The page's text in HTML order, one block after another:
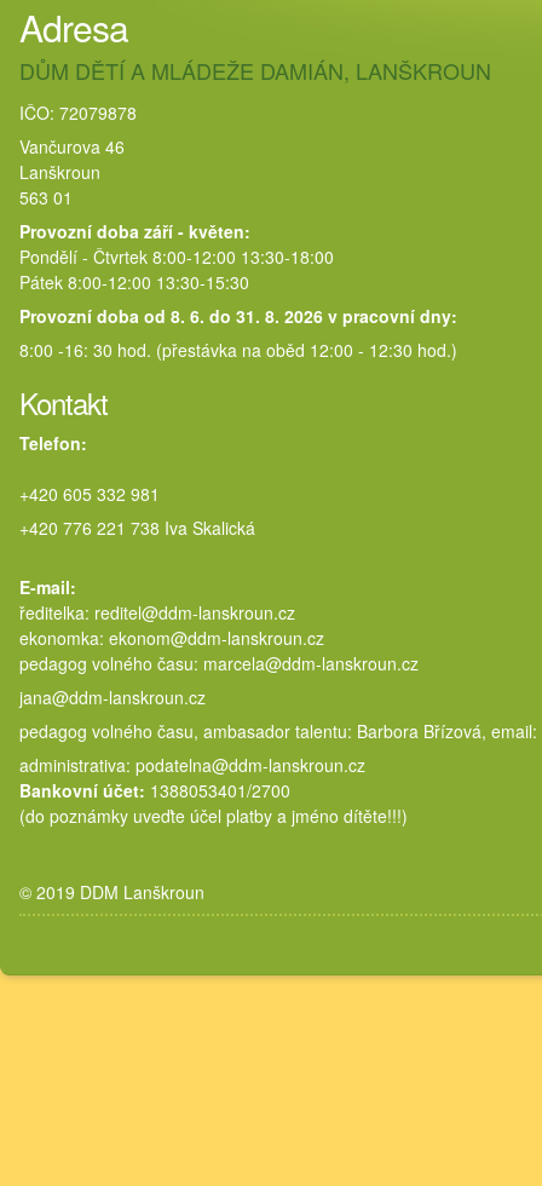
Adresa
DŮM DĚTÍ A MLÁDEŽE DAMIÁN, LANŠKROUN
IČO: 72079878
Vančurova 46
Lanškroun
563 01
Provozní doba září - květen:
Pondělí - Čtvrtek 8:00-12:00 13:30-18:00
Pátek 8:00-12:00 13:30-15:30
Provozní doba od 8. 6. do 31. 8. 2026 v pracovní dny:
8:00 -16: 30 hod. (přestávka na oběd 12:00 - 12:30 hod.)
Kontakt
Telefon:
+420 605 332 981
+420 776 221 738 Iva Skalická
E-mail:
ředitelka: reditel@ddm-lanskroun.cz
ekonomka: ekonom@ddm-lanskroun.cz
pedagog volného času:
jana@ddm-lanskroun.cz
pedagog volného času, ambasador talentu: Barbora Břízová,
administrativa: podatelna@ddm-lanskroun.cz
Bankovní účet: 1388053401/2700
(do poznámky uveďte účel platby a jméno dítěte!!!)
© 2019 DDM Lanškroun